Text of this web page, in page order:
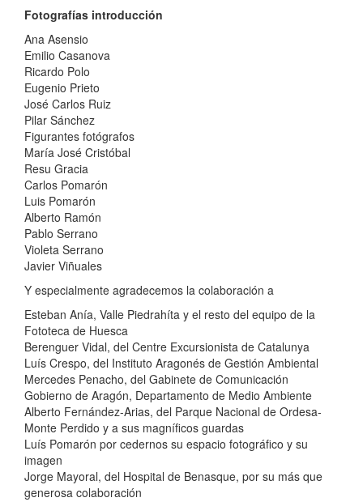
Fotografías introducción
Ana Asensio
Emilio Casanova
Ricardo Polo
Eugenio Prieto
José Carlos Ruiz
Pilar Sánchez
Figurantes fotógrafos
María José Cristóbal
Resu Gracia
Carlos Pomarón
Luis Pomarón
Alberto Ramón
Pablo Serrano
Violeta Serrano
Javier Viñuales
Y especialmente agradecemos la colaboración a
Esteban Anía, Valle Piedrahíta y el resto del equipo de la
Fototeca de Huesca
Berenguer Vidal, del Centre Excursionista de Catalunya
Luís Crespo, del Instituto Aragonés de Gestión Ambiental
Mercedes Penacho, del Gabinete de Comunicación
Gobierno de Aragón, Departamento de Medio Ambiente
Alberto Fernández-Arias, del Parque Nacional de Ordesa-
Monte Perdido y a sus magníficos guardas
Luís Pomarón por cedernos su espacio fotográfico y su
imagen
Jorge Mayoral, del Hospital de Benasque, por su más que
generosa colaboración